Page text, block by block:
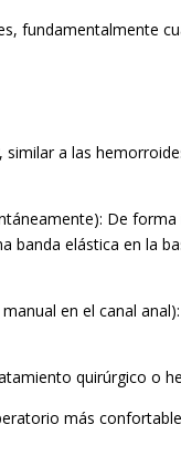
fundamentalmente
, similar a las
De
banda elástica en la
en el canal
quirúrgico o
más